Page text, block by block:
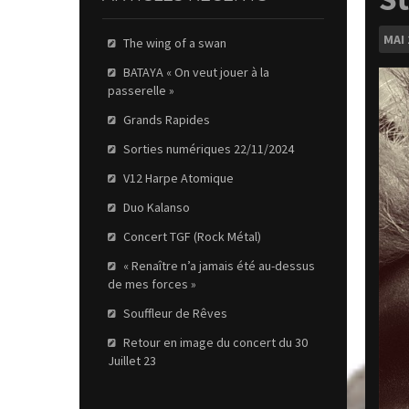
MAI
The wing of a swan
BATAYA « On veut jouer à la
passerelle »
Grands Rapides
Sorties numériques 22/11/2024
V12 Harpe Atomique
Duo Kalanso
Concert TGF (Rock Métal)
« Renaître n’a jamais été au-dessus
de mes forces »
Souffleur de Rêves
Retour en image du concert du 30
Juillet 23